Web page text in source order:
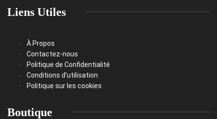
Liens Utiles
À Propos
Contactez-nous
Politique de Confidentialité
Conditions d’utilisation
Politique sur les cookies
Boutique